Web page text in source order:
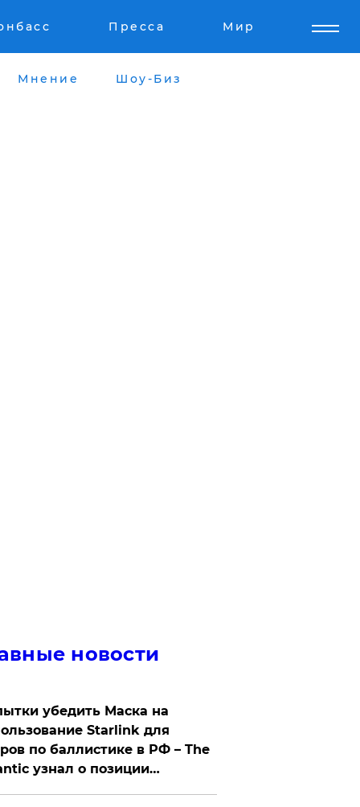
Пресса Мир
Мнение Шоу-Биз
новости
убедить Маска на
Starlink для
по баллистике в РФ – The
узнал о позиции